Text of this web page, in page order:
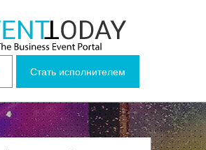
Стать исполнителем